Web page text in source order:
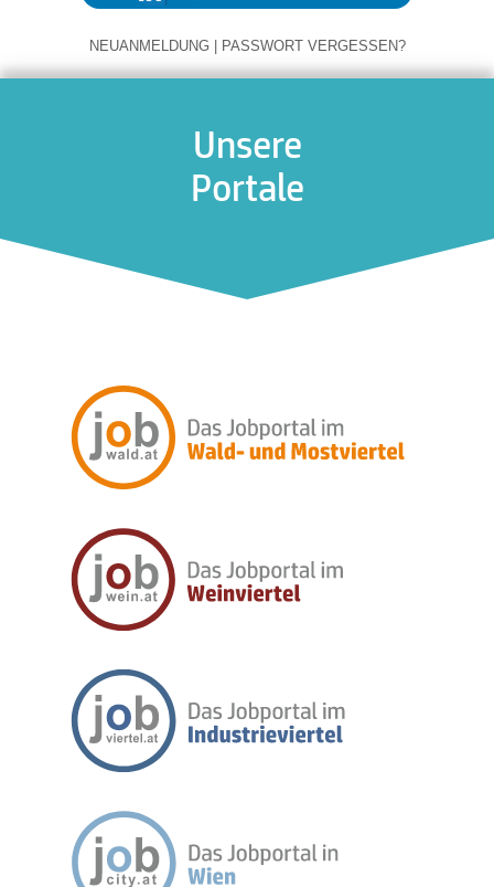
NEUANMELDUNG | PASSWORT VERGESSEN?
Unsere
Portale